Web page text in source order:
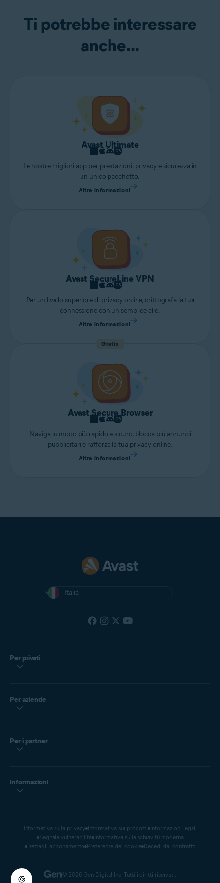
Ti potrebbe interessare
anche...
Avast Ultimate
Le nostre migliori app per prestazioni, privacy e sicurezza in
un unico pacchetto.
Altre informazioni
Avast SecureLine VPN
Per un livello superiore di privacy online, crittografa la tua
connessione con un semplice clic.
Altre informazioni
Gratis
Avast Secure Browser
Naviga in modo più rapido e sicuro, blocca più annunci
pubblicitari e rafforza la tua privacy online.
Altre informazioni
Italia
Per privati
Per aziende
Per i partner
Informazioni
Informativa sulla privacy Informativa sui prodotti Informazioni legali
Segnala vulnerabilità Informativa sulla schiavitù moderna
Dettagli abbonamento Preferenze dei cookie Recedi dal contratto
© 2026 Gen Digital Inc. Tutti i diritti riservati.